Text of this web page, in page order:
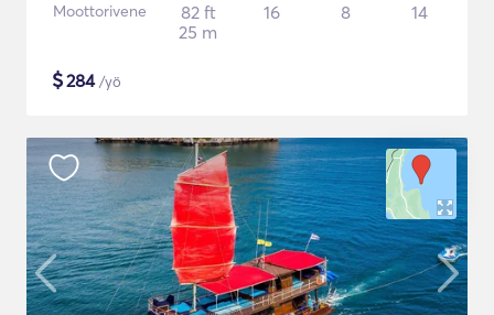
Moottorivene
82 ft
25 m
16 8 14
$284/yö